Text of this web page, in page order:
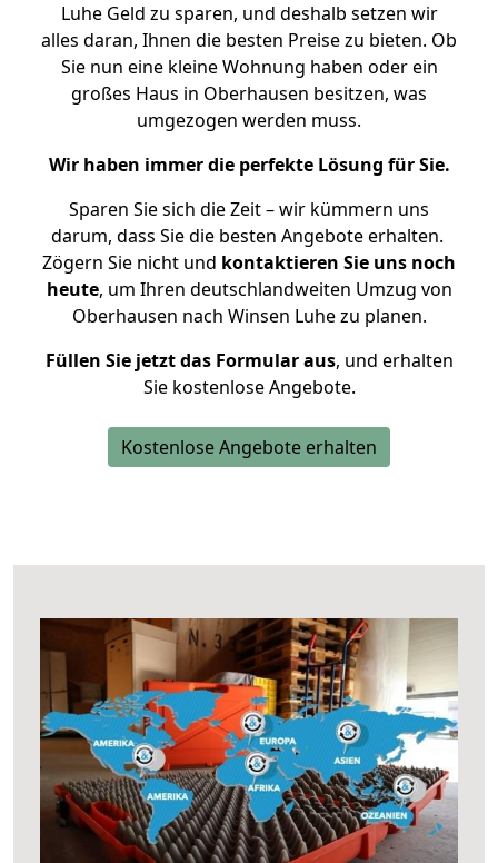
Luhe Geld zu sparen, und deshalb setzen wir
alles daran, Ihnen die besten Preise zu bieten. Ob
Sie nun eine kleine Wohnung haben oder ein
großes Haus in Oberhausen besitzen, was
umgezogen werden muss.
Wir haben immer die perfekte Lösung für Sie.
Sparen Sie sich die Zeit – wir kümmern uns
darum, dass Sie die besten Angebote erhalten.
Zögern Sie nicht und kontaktieren Sie uns noch
heute, um Ihren deutschlandweiten Umzug von
Oberhausen nach Winsen Luhe zu planen.
Füllen Sie jetzt das Formular aus, und erhalten
Sie kostenlose Angebote.
Kostenlose Angebote erhalten